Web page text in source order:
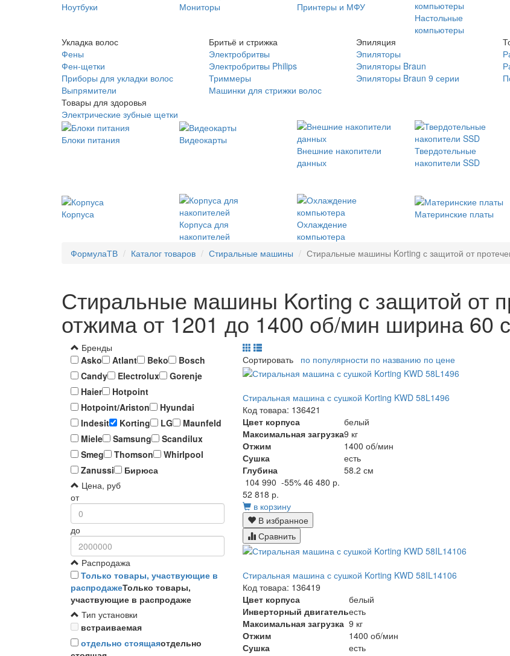
Ноутбуки Мониторы
Принтеры и МФУ
Настольные
компьютеры
Укладка волос
Фены
Фен-щетки
Приборы для укладки волос
Выпрямители
Товары для здоровья
Электрические зубные щетки
Бритьё и стрижка
Электробритвы
Электробритвы Philips
Триммеры
Машинки для стрижки волос
Эпиляция
Эпиляторы
Эпиляторы Braun
Эпиляторы Braun 9 серии
Блоки питания
Видеокарты
Внешние накопители
данных
Твердотельные
накопители SSD
Корпуса
Корпуса для
накопителей
Охлаждение
компьютера
Материнские платы
ФормулаТВ Каталог товаров Стиральные машины Стиральные машины Korting с защитой от
Стиральные машины Korting с защитой от
отжима от 1201 до 1400 об/мин ширина 60
Бренды
Asko
Atlant Beko
Bosch
Candy
Electrolux
Gorenje
Haier
Hotpoint
Hotpoint/Ariston
Hyundai
Indesit
Korting LG
Maunfeld
Miele
Samsung
Scandilux
Smeg
Thomson
Whirlpool
Zanussi
Бирюса
Цена, руб
от
до
Распродажа
Только товары, участвующие в
распродажеТолько товары,
участвующие в распродаже
Тип установки
встраиваемая
отдельно стоящаяотдельно
Сортировать по популярности по названию по цене
Стиральная машина с сушкой Korting KWD 58L1496
Код товара: 136421
Цвет корпуса
белый
Максимальная загрузка9 кг
Отжим
1400 об/мин
Сушка
есть
Глубина
58.2 см
104 990 -55% 46 480 р.
52 818 р.
в корзину
В избранное
Сравнить
Стиральная машина с сушкой Korting KWD 58IL14106
Код товара: 136419
Цвет корпуса
белый
Инверторный двигательесть
Максимальная загрузка 9 кг
Отжим
1400 об/мин
Сушка
есть